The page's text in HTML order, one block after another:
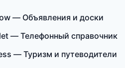
— Объявления и доски
— Телефонный справочник
— Туризм и путеводители